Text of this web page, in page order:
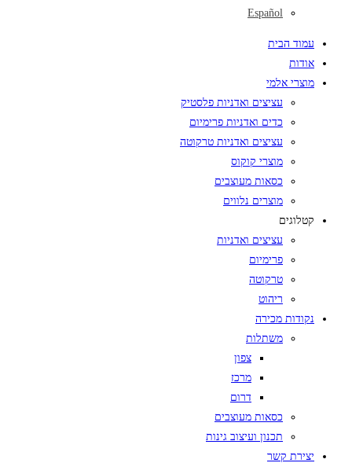
Español
עמוד הבית
אודות
מוצרי אלמי
עציצים ואדניות פלסטיק
כדים ואדניות פרימיום
עציצים ואדניות טרקוטה
מוצרי קוקוס
כסאות מעוצבים
מוצרים נלווים
קטלוגים
עציצים ואדניות
פרימיום
טרקוטה
ריהוט
נקודות מכירה
משתלות
צפון
מרכז
דרום
כסאות מעוצבים
תכנון ועיצוב גינות
יצירת קשר